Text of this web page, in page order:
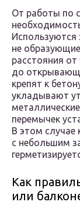
От работы по
не
расстояния
до
крепят к
укладывают
перемычек
В этом случае
с небольшим
Как
или